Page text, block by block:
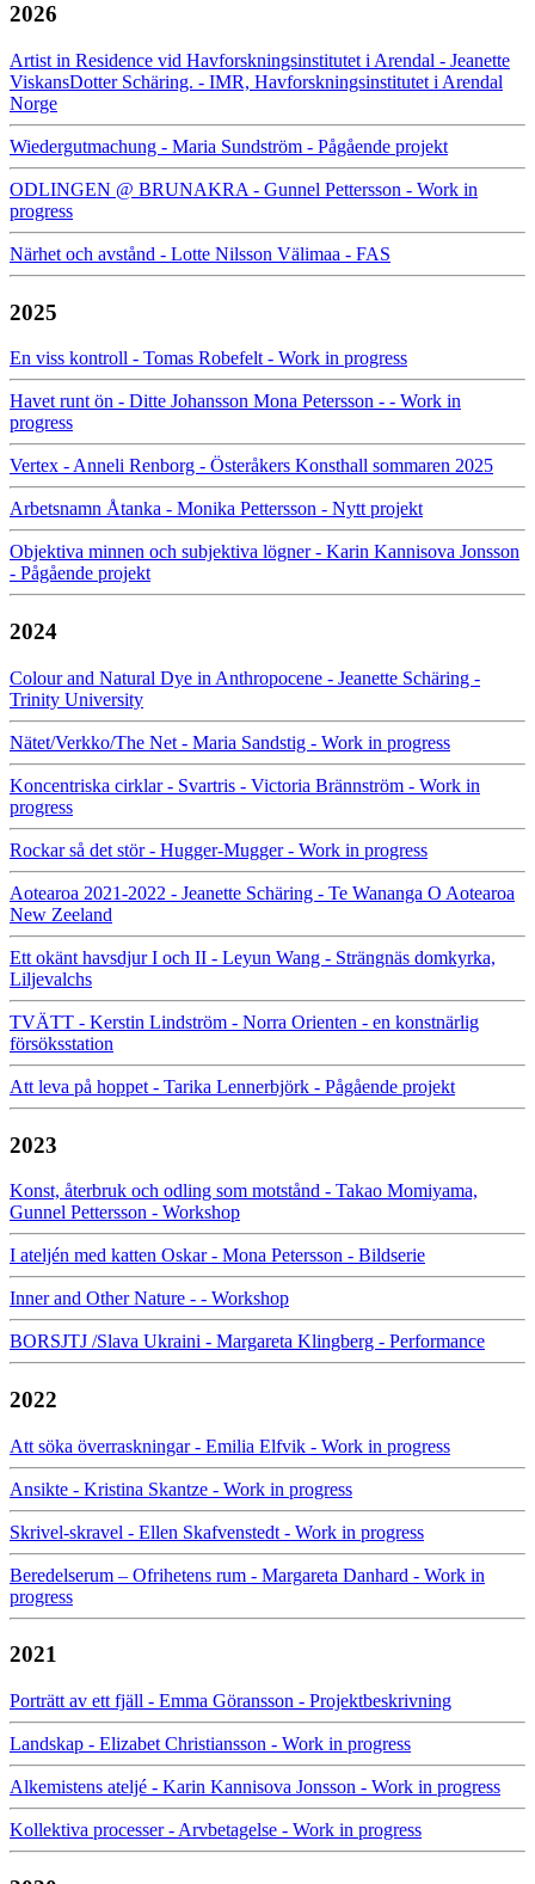
2026
Artist in Residence vid Havforskningsinstitutet i Arendal - Jeanette
ViskansDotter Schäring. - IMR, Havforskningsinstitutet i Arendal
Norge
Wiedergutmachung - Maria Sundström - Pågående projekt
ODLINGEN @ BRUNAKRA - Gunnel Pettersson - Work in
progress
Närhet och avstånd - Lotte Nilsson Välimaa - FAS
2025
En viss kontroll - Tomas Robefelt - Work in progress
Havet runt ön - Ditte Johansson Mona Petersson - - Work in
progress
Vertex - Anneli Renborg - Österåkers Konsthall sommaren 2025
Arbetsnamn Åtanka - Monika Pettersson - Nytt projekt
Objektiva minnen och subjektiva lögner - Karin Kannisova Jonsson
- Pågående projekt
2024
Colour and Natural Dye in Anthropocene - Jeanette Schäring -
Trinity University
Nätet/Verkko/The Net - Maria Sandstig - Work in progress
Koncentriska cirklar - Svartris - Victoria Brännström - Work in
progress
Rockar så det stör - Hugger-Mugger - Work in progress
Aotearoa 2021-2022 - Jeanette Schäring - Te Wananga O Aotearoa
New Zeeland
Ett okänt havsdjur I och II - Leyun Wang - Strängnäs domkyrka,
Liljevalchs
TVÄTT - Kerstin Lindström - Norra Orienten - en konstnärlig
försöksstation
Att leva på hoppet - Tarika Lennerbjörk - Pågående projekt
2023
Konst, återbruk och odling som motstånd - Takao Momiyama,
Gunnel Pettersson - Workshop
I ateljén med katten Oskar - Mona Petersson - Bildserie
Inner and Other Nature - - Workshop
BORSJTJ /Slava Ukraini - Margareta Klingberg - Performance
2022
Att söka överraskningar - Emilia Elfvik - Work in progress
Ansikte - Kristina Skantze - Work in progress
Skrivel-skravel - Ellen Skafvenstedt - Work in progress
Beredelserum – Ofrihetens rum - Margareta Danhard - Work in
progress
2021
Porträtt av ett fjäll - Emma Göransson - Projektbeskrivning
Landskap - Elizabet Christiansson - Work in progress
Alkemistens ateljé - Karin Kannisova Jonsson - Work in progress
Kollektiva processer - Arvbetagelse - Work in progress